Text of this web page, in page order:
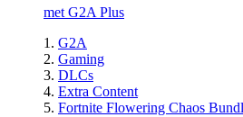
met G2A Plus
G2A
Gaming
DLCs
Extra Content
Fortnite Flowering Chaos